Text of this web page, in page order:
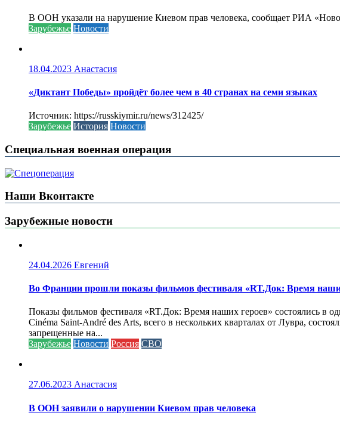
В ООН указали на нарушение Киевом прав человека, сообщает РИА
Зарубежье Новости
18.04.2023 Анастасия
«Диктант Победы» пройдёт более чем в 40 странах на семи языках
Источник: https://russkiymir.ru/news/312425/
Зарубежье История Новости
Специальная военная операция
Наши Вконтакте
Зарубежные новости
24.04.2026 Евгений
Во Франции прошли показы фильмов фестиваля «RT.Док: Время
Показы фильмов фестиваля «RT.Док: Время наших героев» состоялись в
Cinéma Saint-André des Arts, всего в нескольких кварталах от Лувра,
запрещенные на...
Зарубежье Новости Россия СВО
27.06.2023 Анастасия
В ООН заявили о нарушении Киевом прав человека